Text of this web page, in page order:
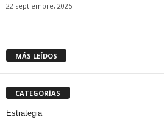
22 septiembre, 2025
MÁS LEÍDOS
CATEGORÍAS
Estrategia